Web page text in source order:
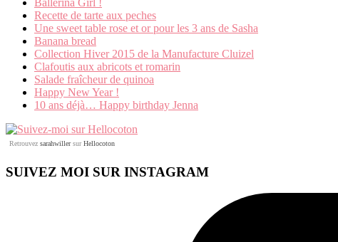
Recette de tarte aux peches
Une sweet table rose et or pour les 3 ans de Sasha
Banana bread
Collection Hiver 2015 de la Manufacture Cluizel
Clafoutis aux abricots et romarin
Salade fraîcheur de quinoa
Happy New Year !
10 ans déjà… Happy birthday Jenna
Retrouvez sarahwillersurHellocoton
SUIVEZ MOI SUR INSTAGRAM